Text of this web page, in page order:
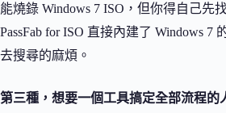
能燒錄 Windows 7 ISO，但你得自己先
PassFab for ISO 直接內建了 Windows 7
去搜尋的麻煩。
第三種，想要一個工具搞定全部流程的